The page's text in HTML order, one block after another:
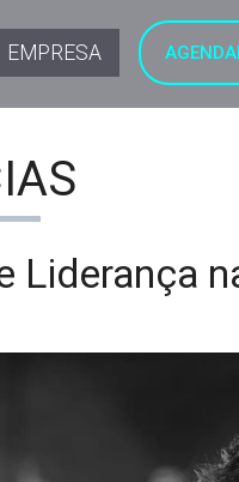
EMPRESA
Liderança